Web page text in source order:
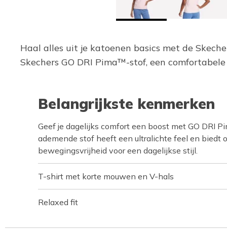
Haal alles uit je katoenen basics met de
Skechers GO DRI Pima™-stof, een
Belangrijkste kenmerken
Geef je dagelijks comfort een boost met GO DRI
ademende stof heeft een ultralichte feel en biedt
bewegingsvrijheid voor een dagelijkse stijl.
T-shirt met korte mouwen en V-hals
Relaxed fit